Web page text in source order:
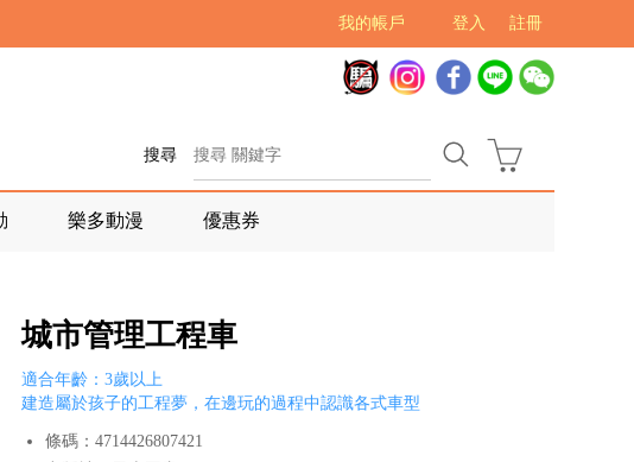
註冊
登入
我的帳戶
搜尋
樂多動漫 優惠券
城市管理工程車
適合年齡：3歲以上
建造屬於孩子的工程夢，在邊玩的過程中認識各式車型
條碼：4714426807421